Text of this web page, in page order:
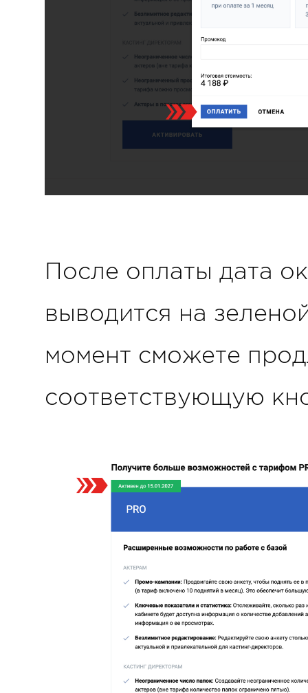
После оплаты дата
выводится на
момент сможете
соответствующую